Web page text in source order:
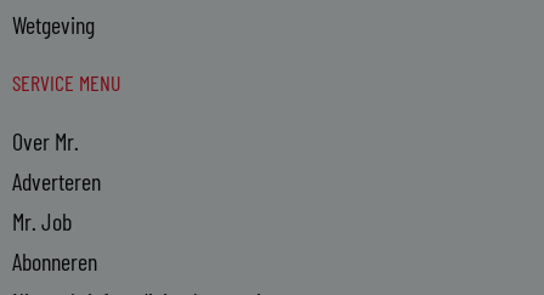
Wetgeving
SERVICE MENU
Over Mr.
Adverteren
Mr. Job
Abonneren